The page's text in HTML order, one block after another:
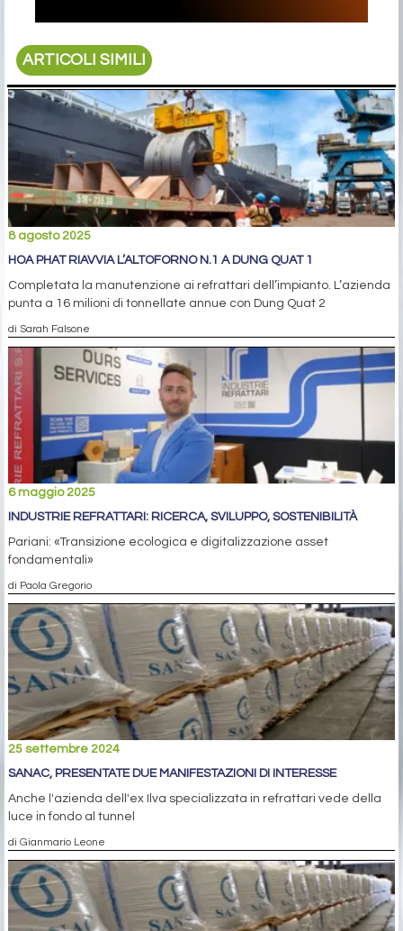
ARTICOLI SIMILI
8 agosto 2025
HOA PHAT RIAVVIA L’ALTOFORNO N.1 A DUNG QUAT 1
Completata la manutenzione ai refrattari dell’impianto. L’azienda
punta a 16 milioni di tonnellate annue con Dung Quat 2
di Sarah Falsone
6 maggio 2025
INDUSTRIE REFRATTARI: RICERCA, SVILUPPO, SOSTENIBILITÀ
Pariani: «Transizione ecologica e digitalizzazione asset
fondamentali»
di Paola Gregorio
25 settembre 2024
SANAC, PRESENTATE DUE MANIFESTAZIONI DI INTERESSE
Anche l'azienda dell'ex Ilva specializzata in refrattari vede della
luce in fondo al tunnel
di Gianmario Leone